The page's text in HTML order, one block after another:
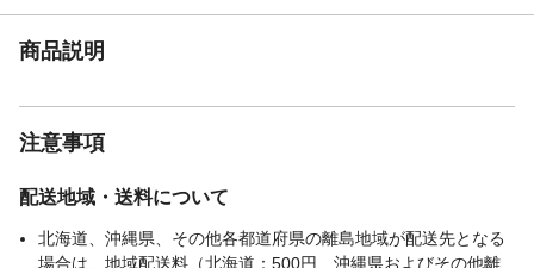
商品説明
注意事項
配送地域・送料について
北海道、沖縄県、その他各都道府県の離島地域が配送先となる
場合は、地域配送料（北海道：500円、沖縄県およびその他離